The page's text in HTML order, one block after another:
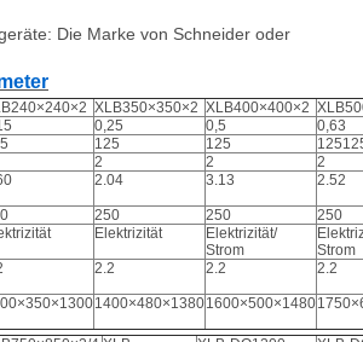
Die Marke von Schneider oder
XLB350×350×2 XLB400×400×2
0,25 0,5
0,63
125 125
2 2
2
2.04 3.13 2.52
250 250
250
Elektrizität
Elektrizität/
Strom
Strom
2.2 2.2 2.2
1400×480×13801600×500×1480